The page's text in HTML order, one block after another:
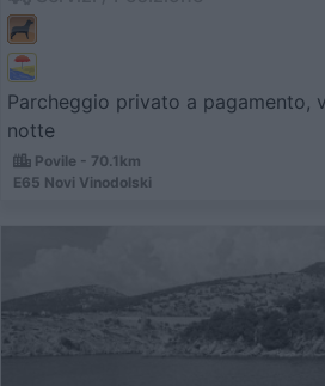
Parcheggio privato a pagamento,
notte
Povile - 70.1km
E65 Novi Vinodolski